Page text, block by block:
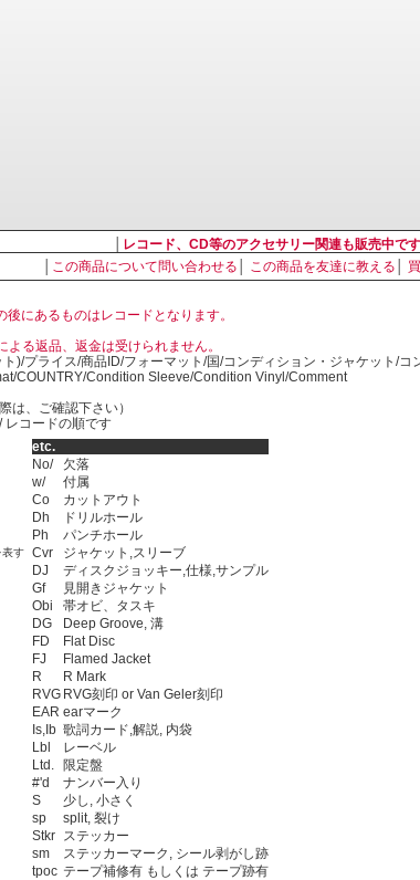
レコード、CD等のアクセサリー関連も販売中です
この商品について問い合わせる この商品を友達に教える
にあるものはレコードとなります。
る返品、返金は受けられません。
)/プライス/商品ID/フォーマット/国/コンディション・ジャケット/コ
COUNTRY/Condition Sleeve/Condition Vinyl/Comment
は、ご確認下さい）
レコードの順です
表す
etc.
No/
欠落
w/
付属
Co
カットアウト
Dh
ドリルホール
Ph
パンチホール
Cvr
ジャケット,スリーブ
DJ
ディスクジョッキー,仕様,サンプル
Gf
見開きジャケット
Obi
帯オビ、タスキ
DG
Deep Groove, 溝
FD
Flat Disc
FJ
Flamed Jacket
R
R Mark
RVG RVG刻印 or Van Geler刻印
EAR earマーク
Is,Ib 歌詞カード,解説, 内袋
Lbl
レーベル
Ltd.
限定盤
#'d
ナンバー入り
S
少し, 小さく
sp
split, 裂け
Stkr ステッカー
sm
ステッカーマーク, シール剥がし跡
tpoc テープ補修有 もしくは テープ跡有